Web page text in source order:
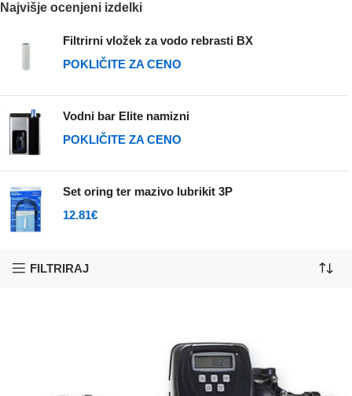
Najvišje ocenjeni izdelki
Filtrirni vložek za vodo rebrasti BX
POKLIČITE ZA CENO
Vodni bar Elite namizni
POKLIČITE ZA CENO
Set oring ter mazivo lubrikit 3P
12.81€
FILTRIRAJ